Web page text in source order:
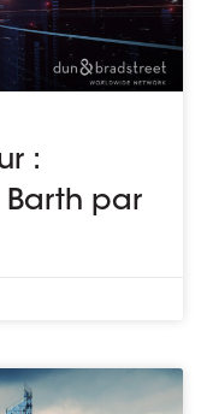
:
Barth par